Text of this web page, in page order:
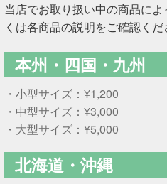
当店でお取り扱い中の商品に
くは各商品の説明をご確認くだ
本州・四国・九州
・小型サイズ：¥1,200
・中型サイズ：¥3,000
・大型サイズ：¥5,000
北海道・沖縄